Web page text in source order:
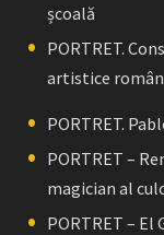
școală
PORTRET.
artistice
PORTRET.
PORTRET –
magician al
PORTRET –